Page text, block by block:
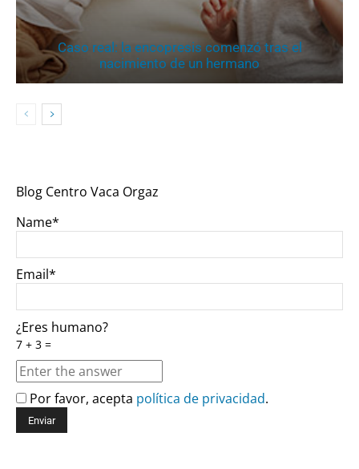
Caso real: la encopresis comenzó tras el
nacimiento de un hermano
Blog Centro Vaca Orgaz
Name*
Email*
¿Eres humano?
7 + 3 =
Por favor, acepta política de privacidad.